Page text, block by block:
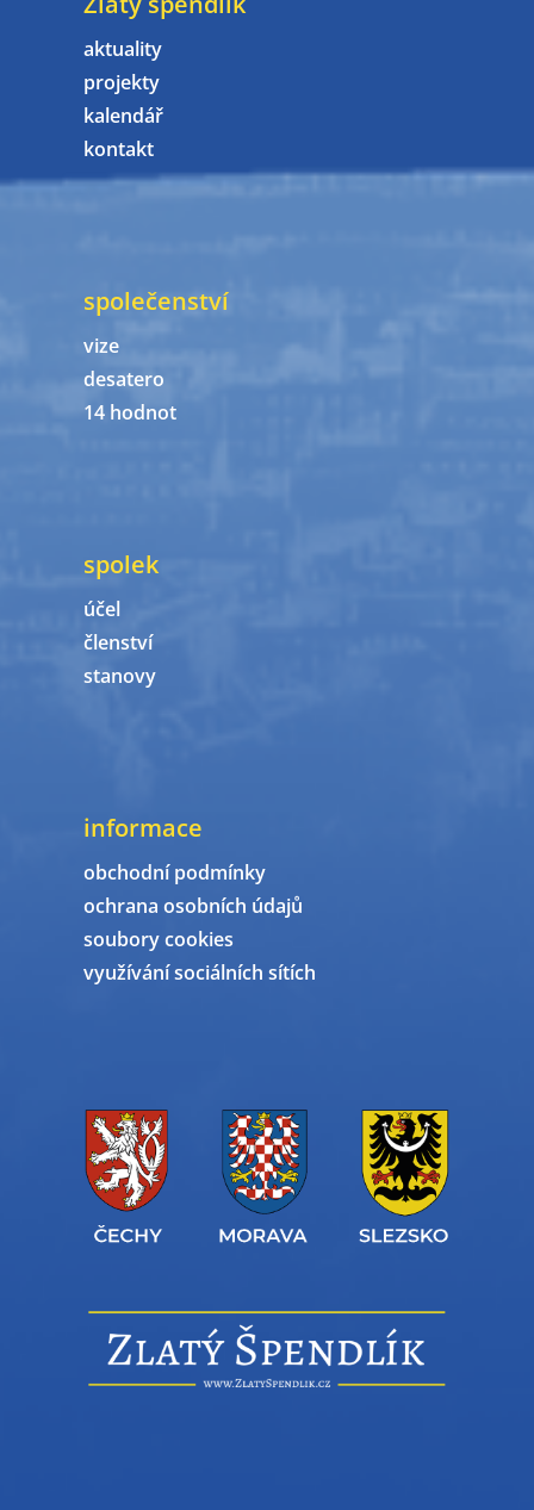
aktuality
projekty
kalendář
kontakt
společenství
vize
desatero
14 hodnot
spolek
účel
členství
stanovy
informace
obchodní podmínky
ochrana osobních údajů
soubory cookies
využívání sociálních sítích